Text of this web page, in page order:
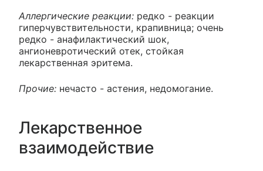
Аллергические реакции: редко - реакции
гиперчувствительности, крапивница; очень
редко - анафилактический шок,
ангионевротический отек, стойкая
лекарственная эритема.
Прочие: нечасто - астения, недомогание.
Лекарственное
взаимодействие